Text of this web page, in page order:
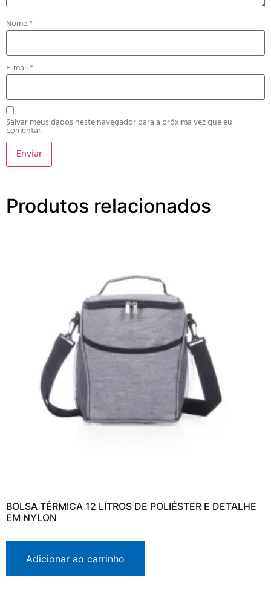
Nome*
E-mail*
Salvar meus dados neste navegador para a próxima vez que eu
comentar.
Produtos relacionados
BOLSA TÉRMICA 12 LITROS DE POLIÉSTER E DETALHE
EM NYLON
Adicionar ao carrinho